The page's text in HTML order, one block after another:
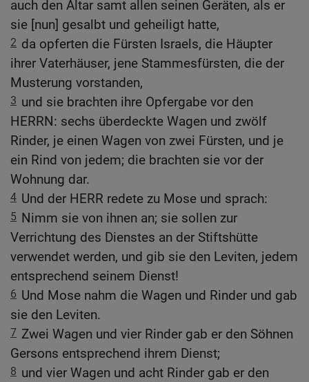
auch den Altar samt allen seinen Geräten, als er
sie [nun] gesalbt und geheiligt hatte,
2 da opferten die Fürsten Israels, die Häupter
ihrer Vaterhäuser, jene Stammesfürsten, die der
Musterung vorstanden,
3 und sie brachten ihre Opfergabe vor den
HERRN: sechs überdeckte Wagen und zwölf
Rinder, je einen Wagen von zwei Fürsten, und je
ein Rind von jedem; die brachten sie vor der
Wohnung dar.
4 Und der HERR redete zu Mose und sprach:
5 Nimm sie von ihnen an; sie sollen zur
Verrichtung des Dienstes an der Stiftshütte
verwendet werden, und gib sie den Leviten, jedem
entsprechend seinem Dienst!
6 Und Mose nahm die Wagen und Rinder und gab
sie den Leviten.
7 Zwei Wagen und vier Rinder gab er den Söhnen
Gersons entsprechend ihrem Dienst;
8 und vier Wagen und acht Rinder gab er den